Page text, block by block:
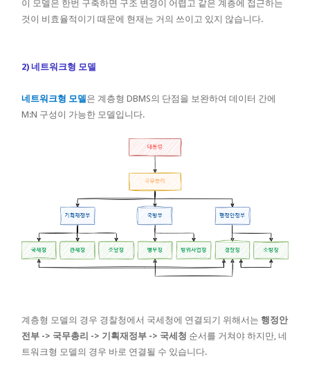
이 모델은 한번 구축하면 구조 변경이 어렵고 같은 계층에 접근하는
것이 비효율적이기 때문에 현재는 거의 쓰이고 있지 않습니다.
2) 네트워크형 모델
네트워크형 모델은 계층형 DBMS의 단점을 보완하여 데이터 간에
M:N 구성이 가능한 모델입니다.
계층형 모델의 경우 경찰청에서 국세청에 연결되기 위해서는 행정안
전부 -> 국무총리 -> 기획재정부 -> 국세청 순서를 거쳐야 하지만, 네
트워크형 모델의 경우 바로 연결될 수 있습니다.